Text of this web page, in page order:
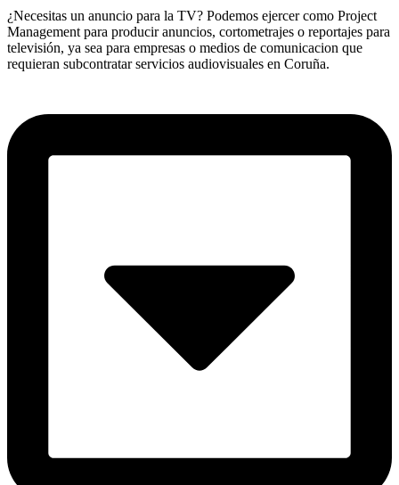
¿Necesitas un anuncio para la TV? Podemos ejercer como Project
Management para producir anuncios, cortometrajes o reportajes para
televisión, ya sea para empresas o medios de comunicacion que
requieran subcontratar servicios audiovisuales en Coruña.